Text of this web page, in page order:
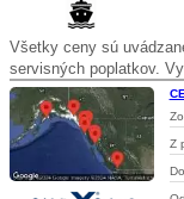
Všetky ceny sú
servisných poplatkov.
Z